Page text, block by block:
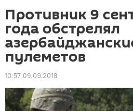
Противник 9
года обстрелял
пулеметов
10:57 09.09.2018